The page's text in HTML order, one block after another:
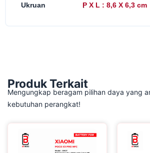
Ukruan
:P X L : 8,6 X 6,3 cm
Produk Terkait
Mengungkap beragam pilihan daya yang
kebutuhan perangkat!